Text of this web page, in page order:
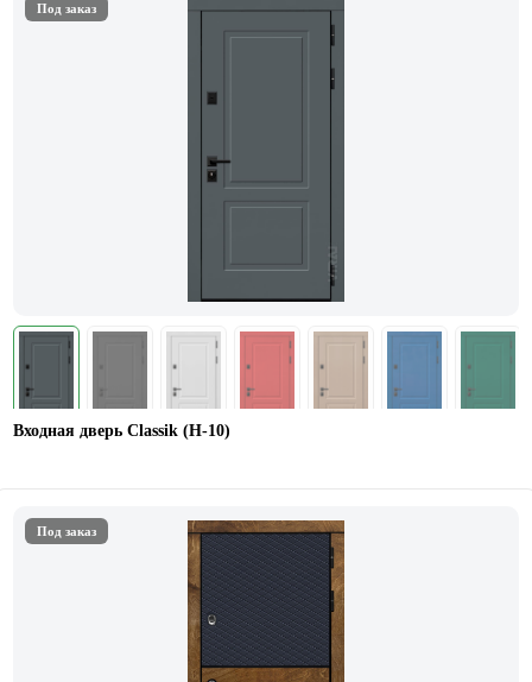
Под заказ
Входная дверь Classik (Н-10)
Под заказ